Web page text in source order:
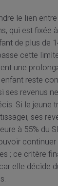
le lien
qui est fixée
de plus de
cette
une
reste
ses revenus
Si le jeune
ses
à 55% du
; ce critère
elle décide